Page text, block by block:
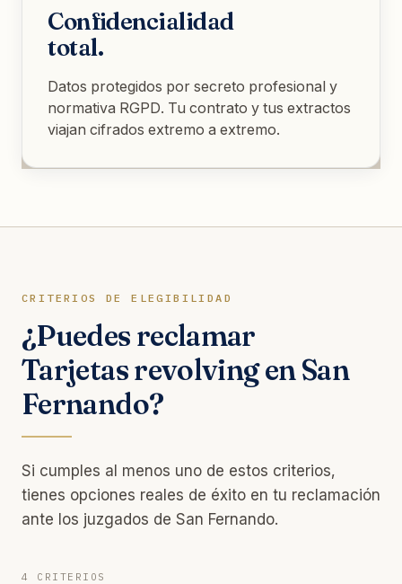
Confidencialidad
total.
Datos protegidos por secreto profesional y
normativa RGPD. Tu contrato y tus extractos
viajan cifrados extremo a extremo.
CRITERIOS DE ELEGIBILIDAD
¿Puedes reclamar
Tarjetas revolving en San
Fernando?
Si cumples al menos uno de estos criterios,
tienes opciones reales de éxito en tu reclamación
ante los juzgados de San Fernando.
4 CRITERIOS